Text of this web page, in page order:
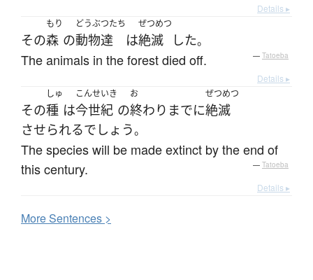
Details ▸
その
もり
森 の
どうぶつたち
動物達 は
ぜつめつ
絶滅 した。
The animals in the forest died off. — Tatoeba
Details ▸
その
しゅ
種 は
こんせいき
今世紀 の
お
終わりまでに
ぜつめつ
絶滅
させられるでしょう。
The species will be made extinct by the end of
this century.
— Tatoeba
Details ▸
MoreSentences >